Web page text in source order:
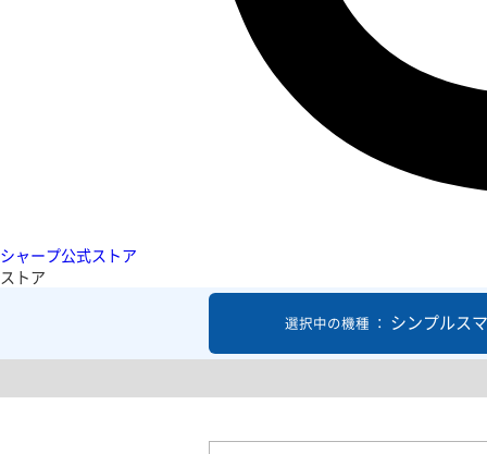
シャープ公式ストア
ストア
選択中の機種 ： シンプルス